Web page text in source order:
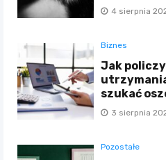
4 sierpnia
Biznes
Jak
szukać
3 sierpnia
Pozostałe